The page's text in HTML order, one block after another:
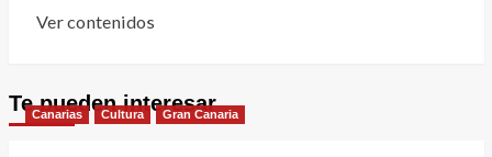
Ver contenidosLeer
Agua
para
Te pueden interesar
Canarias Cultura Gran Canaria